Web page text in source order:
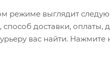
режиме выглядит
доставки,
вас найти. Нажмите